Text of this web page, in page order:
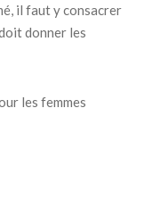
il faut y consacrer
donner les
les femmes